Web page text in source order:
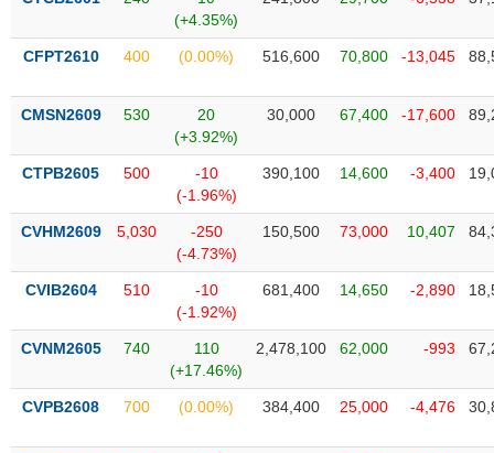
(+4.35%)
CFPT2610 400 (0.00%) 516,600 70,800 -13,045
CMSN2609 530
20
(+3.92%)
30,000 67,400 -17,600
CTPB2605 500
-10
(-1.96%)
390,100 14,600 -3,400
CVHM2609 5,030
-250
(-4.73%)
150,500 73,000 10,407
CVIB2604 510
-10
(-1.92%)
681,400 14,650 -2,890
CVNM2605 740
110
(+17.46%)
2,478,100 62,000 -993
CVPB2608 700 (0.00%) 384,400 25,000 -4,476
SÓC
SỨC
CHÍNH
CÔNG
NGHỆ